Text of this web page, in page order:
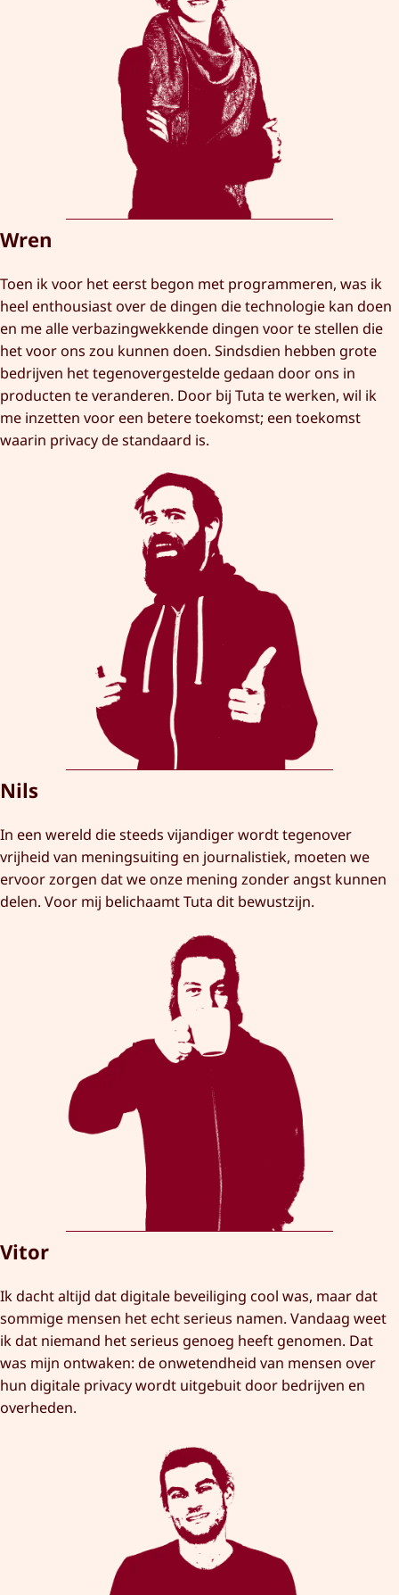
Wren
Toen ik voor het eerst begon met programmeren, was ik
heel enthousiast over de dingen die technologie kan doen
en me alle verbazingwekkende dingen voor te stellen die
het voor ons zou kunnen doen. Sindsdien hebben grote
bedrijven het tegenovergestelde gedaan door ons in
producten te veranderen. Door bij Tuta te werken, wil ik
me inzetten voor een betere toekomst; een toekomst
waarin privacy de standaard is.
Nils
In een wereld die steeds vijandiger wordt tegenover
vrijheid van meningsuiting en journalistiek, moeten we
ervoor zorgen dat we onze mening zonder angst kunnen
delen. Voor mij belichaamt Tuta dit bewustzijn.
Vitor
Ik dacht altijd dat digitale beveiliging cool was, maar dat
sommige mensen het echt serieus namen. Vandaag weet
ik dat niemand het serieus genoeg heeft genomen. Dat
was mijn ontwaken: de onwetendheid van mensen over
hun digitale privacy wordt uitgebuit door bedrijven en
overheden.